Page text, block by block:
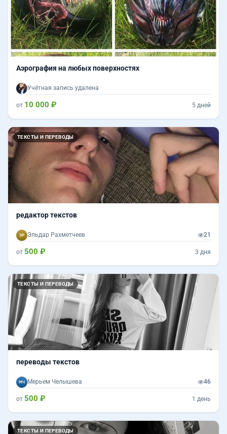
Аэрография на любых поверхностях
Учётная запись удалена
от 10 000 ₽ 5 дней
ТЕКСТЫ И ПЕРЕВОДЫ
редактор текстов
Эльдар Рахметчеев 21
от 500 ₽ 3 дня
ТЕКСТЫ И ПЕРЕВОДЫ
переводы текстов
Мерьем Челышева 46
от 500 ₽ 1 день
ТЕКСТЫ И ПЕРЕВОДЫ